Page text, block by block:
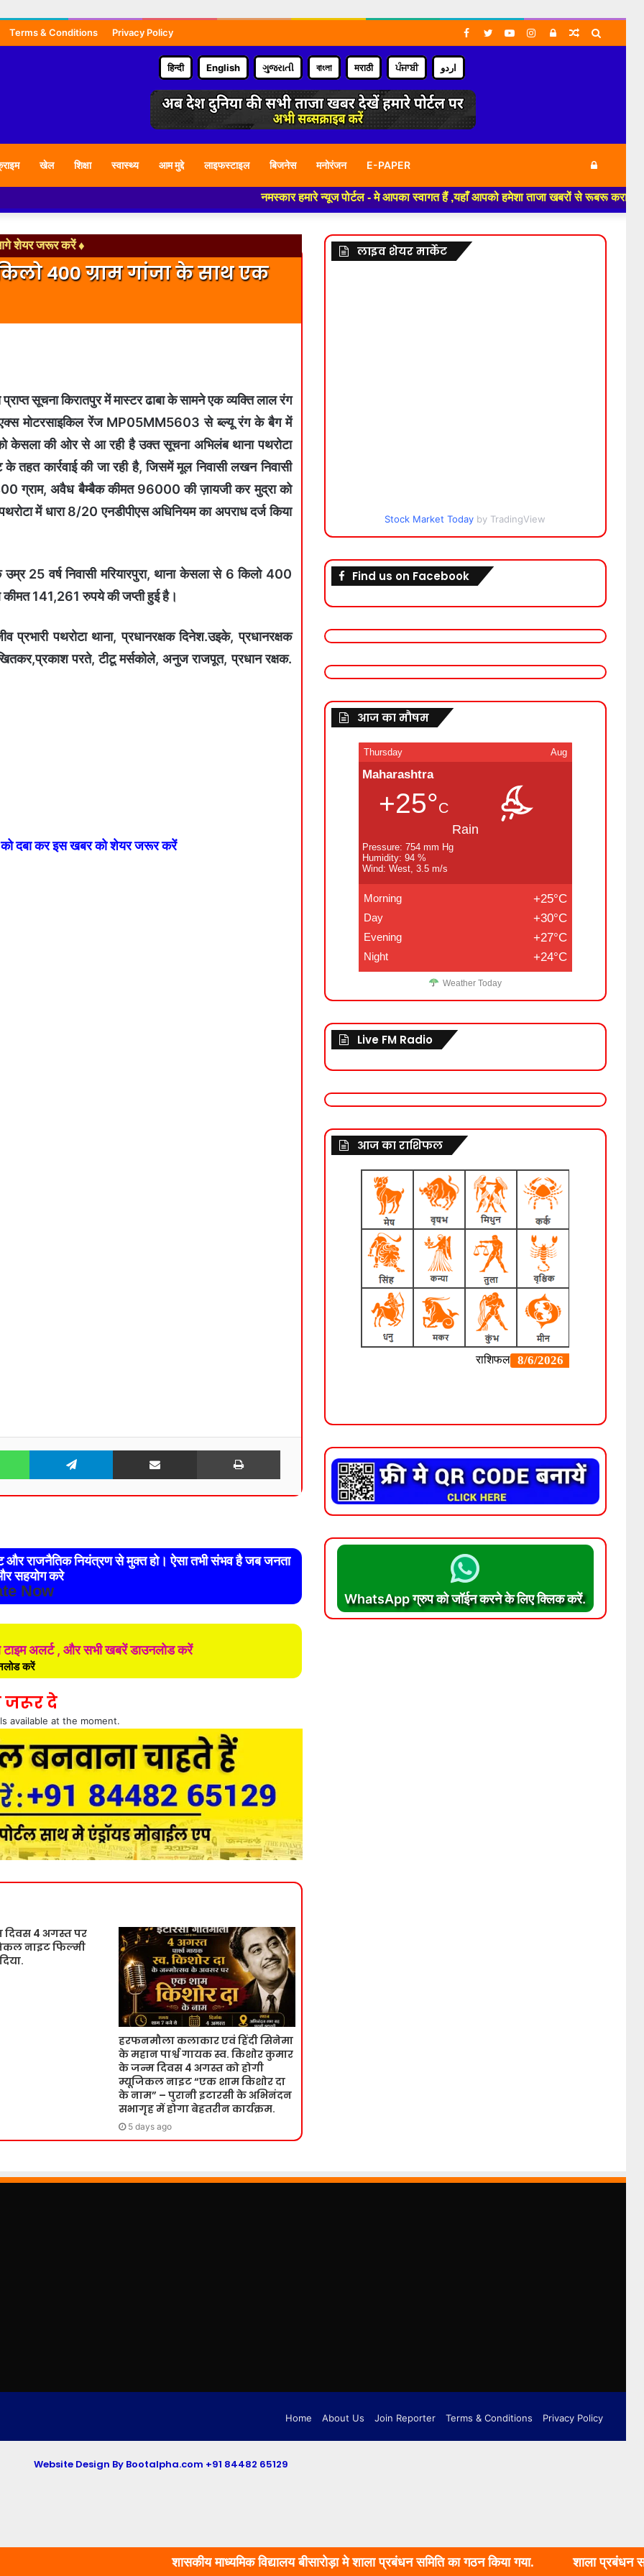
Terms & Conditions Privacy Policy Random
Log
Instagram
YouTube
Twitter
Facebook
हिन्दी English ગુજરાતી বাংলা मराठी ਪੰਜਾਬੀ اردو
खेल शिक्षा स्वास्थ्य आम मुद्दे लाइफस्टाइल बिजनेस मनोरंजन E-PAPER Log
In
नमस्कार हमारे न्यूज पोर्टल - मे आपका स्वागत हैं ,यहाँ आपको हमेशा ताजा खबरों से रूबरू कराया
शेयर जरूर करें ♦
400 ग्राम गांजा के साथ एक
सूचना किरातपुर में मास्टर ढाबा के सामने एक व्यक्ति लाल रंग
मोटरसाइकिल रेंज MP05MM5603 से ब्ल्यू रंग के बैग में
केसला की ओर से आ रही है उक्त सूचना अभिलंब थाना पथरोटा
तहत कार्रवाई की जा रही है, जिसमें मूल निवासी लखन निवासी
ग्राम, अवैध बैम्बैक कीमत 96000 की ज़ायजी कर मुद्रा को
में धारा 8/20 एनडीपीएस अधिनियम का अपराध दर्ज किया
25 वर्ष निवासी मरियारपुरा, थाना केसला से 6 किलो 400
141,261 रुपये की जप्ती हुई है।
प्रभारी पथरोटा थाना, प्रधानरक्षक दिनेश.उइके, प्रधानरक्षक
परते, टीटू मर्सकोले, अनुज राजपूत, प्रधान रक्षक.
को दबा कर इस खबर को शेयर जरूर करें
WhatsApp Telegram Share via Email Print
और राजनैतिक नियंत्रण से मुक्त हो। ऐसा तभी संभव है जब जनता
सहयोग करे
Now
टाइम अलर्ट , और सभी खबरें डाउनलोड करें
करें
जरूर दे
available at the moment.
दिवस 4 अगस्त पर
नाइट फिल्मी
हरफनमौला कलाकार एवं हिंदी सिनेमा
के महान पार्श्व गायक स्व. किशोर कुमार
के जन्म दिवस 4 अगस्त को होगी
म्यूजिकल नाइट “एक शाम किशोर दा
के नाम” – पुरानी इटारसी के अभिनंदन
सभागृह में होगा बेहतरीन कार्यक्रम.
5 days ago
लाइव शेयर मार्केट
Stock Market Today by TradingView
Find us on Facebook
आज का मौषम
Thursday Aug
Maharashtra
+25°C
Rain
Pressure: 754 mm Hg
Humidity: 94 %
Wind: West, 3.5 m/s
Morning +25°C
Day +30°C
Evening +27°C
Night +24°C
Weather Today
Live FM Radio
आज का राशिफल
WhatsApp ग्रुप को जॉईन करने के लिए क्लिक करें.
Home About Us Join Reporter Terms & Conditions Privacy Policy
Website Design By Bootalpha.com +91 84482 65129
शासकीय माध्यमिक विद्यालय बीसारोड़ा मे शाला प्रबंधन समिति का गठन किया गया. शाला प्रबंधन समिति का गठन